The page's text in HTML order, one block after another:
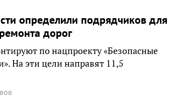
определили подрядчиков для
дорог
по нацпроекту «Безопасные
На эти цели направят 11,5